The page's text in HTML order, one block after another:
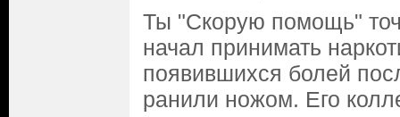
Ты "Скорую помощь"
начал принимать
появившихся болей
ранили ножом. Его